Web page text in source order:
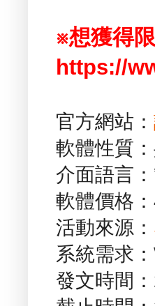
※想獲得
https://
官方網站：
軟體性質
介面語言
軟體價格
活動來源：
系統需求
發文時間